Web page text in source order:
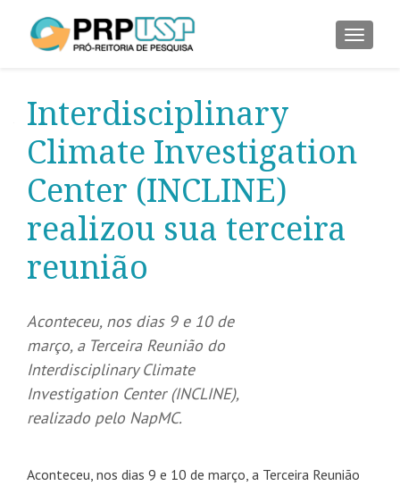
Interdisciplinary
Climate Investigation
Center (INCLINE)
realizou sua terceira
reunião
Aconteceu, nos dias 9 e 10 de
março, a Terceira Reunião do
Interdisciplinary Climate
Investigation Center (INCLINE),
realizado pelo NapMC.
Aconteceu, nos dias 9 e 10 de março, a Terceira Reunião